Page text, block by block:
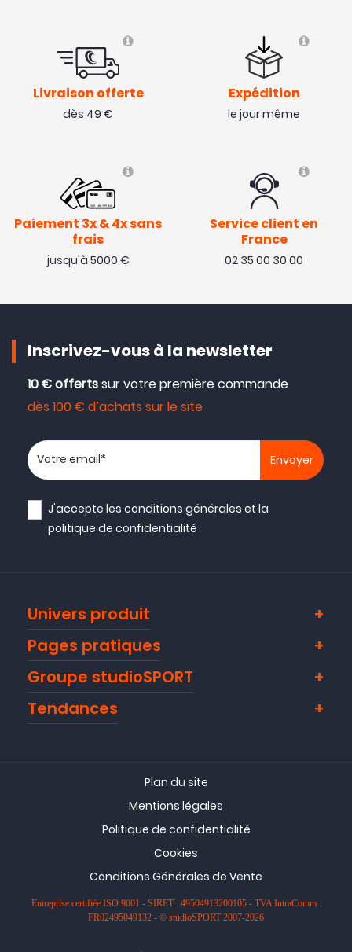
Livraison offerte
dès 49 €
Expédition
le jour même
Paiement 3x & 4x sans
frais
jusqu'à 5000 €
Service client en
France
02 35 00 30 00
Inscrivez-vous à la newsletter
10 € offertssur votre première commande
dès 100 € d’achats sur le site
Votre adresse email
J'accepte lesconditions générales et la
politique de confidentialité
Univers produit
Pages pratiques
Groupe studioSPORT
Tendances
Plan du site
Mentions légales
Politique de confidentialité
Cookies
Conditions Générales de Vente
Entreprise certifiée ISO 9001 - SIRET : 49504913200105 - TVA IntraComm :
FR02495049132 - © studioSPORT 2007-2026